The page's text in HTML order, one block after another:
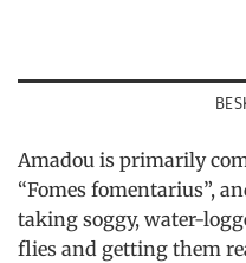
Amadou is primarily
“Fomes fomentarius”,
taking soggy, water-
flies and getting them